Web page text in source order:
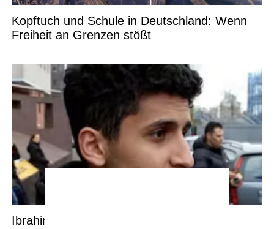
Kopftuch und Schule in Deutschland: Wenn
Freiheit an Grenzen stößt
Ibrahim will zurück nach Marokko: